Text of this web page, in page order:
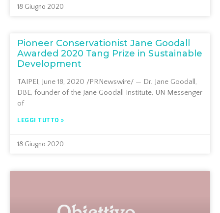
18 Giugno 2020
Pioneer Conservationist Jane Goodall
Awarded 2020 Tang Prize in Sustainable
Development
TAIPEI, June 18, 2020 /PRNewswire/ — Dr. Jane Goodall,
DBE, founder of the Jane Goodall Institute, UN Messenger
of
LEGGI TUTTO »
18 Giugno 2020